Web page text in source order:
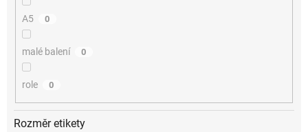
A5 0
malé balení 0
role 0
Rozměr etikety